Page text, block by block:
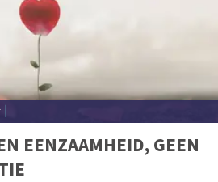
EENZAAMHEID, GEEN